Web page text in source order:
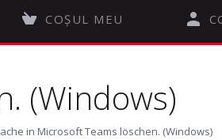
COȘUL MEU
(Windows)
in Microsoft Teams löschen. (Windows)